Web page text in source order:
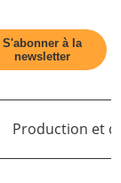
S'abonner à la
newsletter
Production et